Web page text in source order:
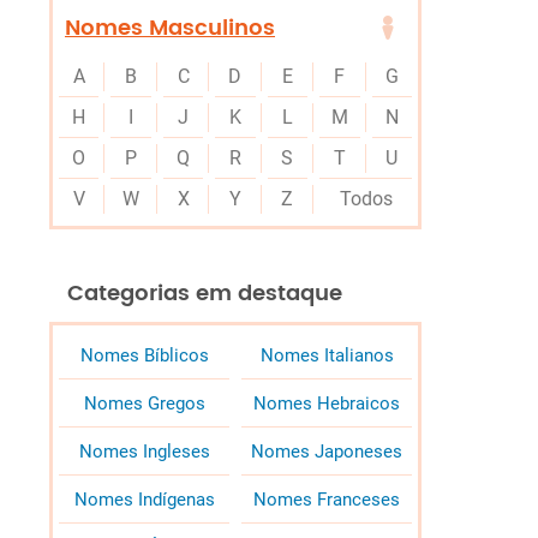
Nomes Masculinos
A B C D E F
G
H
I J K L M
N
O
P Q R S T
U
V
W X Y Z Todos
Categorias em destaque
Nomes Bíblicos Nomes Italianos
Nomes Gregos Nomes Hebraicos
Nomes Ingleses Nomes Japoneses
Nomes Indígenas Nomes Franceses